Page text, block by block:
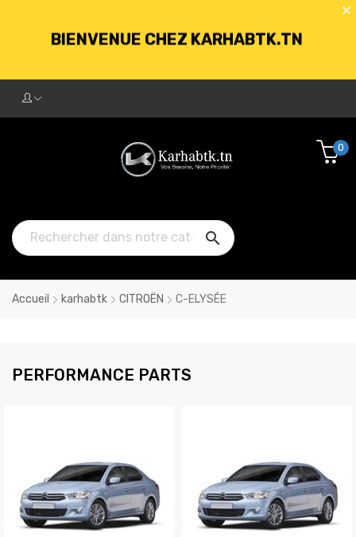
BIENVENUE CHEZ KARHABTK.TN
250DT D'ACHATS

0
Accueil karhabtk CITROËN C-ELYSÉE
PERFORMANCE PARTS